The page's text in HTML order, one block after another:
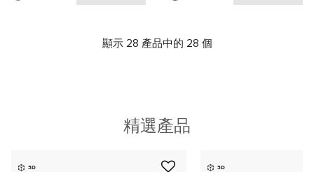
顯示 28 產品中的 28 個
精選產品
3D 3D